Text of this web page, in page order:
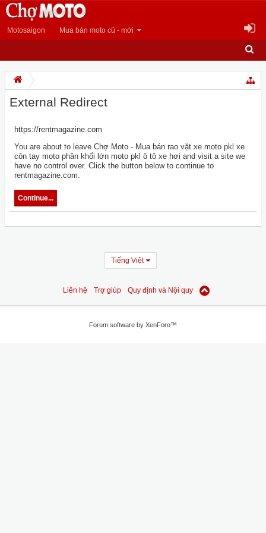
Motosaigon Mua bán moto cũ - mới
External Redirect
https://rentmagazine.com
You are about to leave Chợ Moto - Mua bán rao vặt xe moto pkl xe
côn tay moto phân khối lớn moto pkl ô tô xe hơi and visit a site we
have no control over. Click the button below to continue to
rentmagazine.com.
Continue...
Tiếng Việt
Liên hệ Trợ giúp Quy định và Nội quy
Forum software by XenForo™